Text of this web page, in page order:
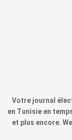
Votre journal
en Tunisie en
et plus encore.